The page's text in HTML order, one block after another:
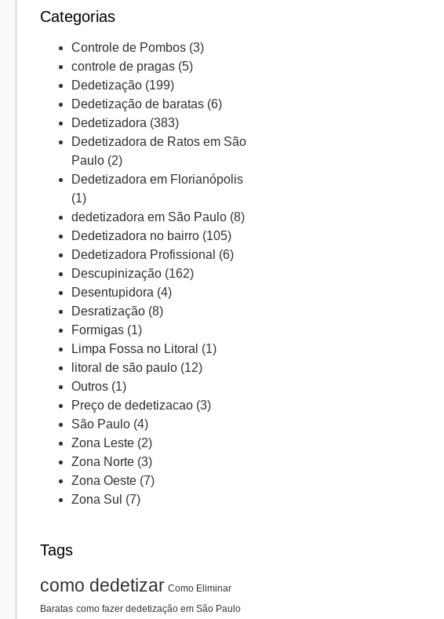
Categorias
Controle de Pombos (3)
controle de pragas (5)
Dedetização (199)
Dedetização de baratas (6)
Dedetizadora (383)
Dedetizadora de Ratos em São
Paulo (2)
Dedetizadora em Florianópolis
(1)
dedetizadora em São Paulo (8)
Dedetizadora no bairro (105)
Dedetizadora Profissional (6)
Descupinização (162)
Desentupidora (4)
Desratização (8)
Formigas (1)
Limpa Fossa no Litoral (1)
litoral de são paulo (12)
Outros (1)
Preço de dedetizacao (3)
São Paulo (4)
Zona Leste (2)
Zona Norte (3)
Zona Oeste (7)
Zona Sul (7)
Tags
como dedetizar Como Eliminar
Baratas como fazer dedetização em São Paulo